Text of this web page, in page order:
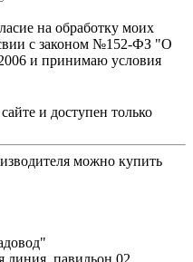
на обработку моих
с законом №152-ФЗ "О
и принимаю условия
и доступен только
можно купить
павильон 02